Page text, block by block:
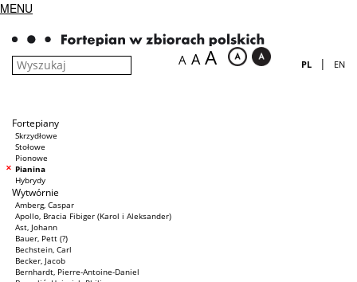
MENU
A A A PL | EN
Fortepiany
Skrzydłowe
Stołowe
Pionowe
Pianina
Hybrydy
Wytwórnie
Amberg, Caspar
Apollo, Bracia Fibiger (Karol i Aleksander)
Ast, Johann
Bauer, Pett (?)
Bechstein, Carl
Becker, Jacob
Bernhardt, Pierre-Antoine-Daniel